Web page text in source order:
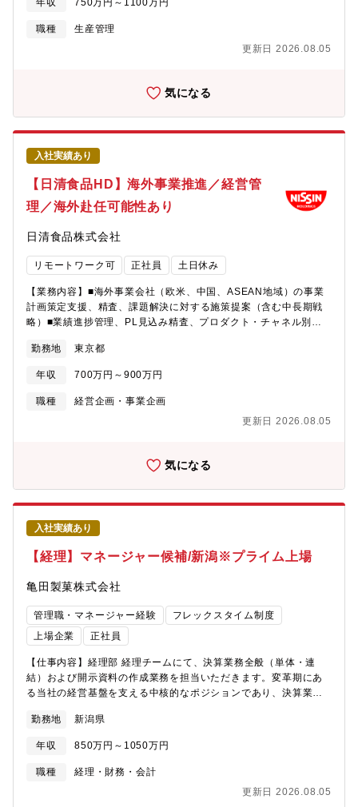
速な経営判断に課題があります。こうした背景から、
S&OP（Sales & Operations Planning）を軸とした意思決定プロ
ドの向上を実現したいと考えています。本ポジションでは、S&OP
合と意思決定基盤の構築を担っていただきます。単なる運用改善
ではなく、業務プロセス・KPI・組織運営まで含めた経営オペレー
ションの設計に関わる役割です。【仕事内容】S&OPの導入または
再構築において、企画・設計・導入推進を担っていただきま
す。・S&OP導入（または再構築）の企画・設計・As-Is／To-Be
の整理、会議体設計、意思決定プロセス設計・KPI設計（在庫回
転、欠品率、納期遵守 等）・需要計画／供給計画の統合プロセス
設計（販売・生産・調達・物流の整合）・PSI運用の設計・標準
化・計画パラメータ（リードタイム・安全在庫・ロット等）の整
経営層）と定着推進・（必要に応じて）計画系システム（APS／
需給計画／ERP等）の要件整理・連携方針策定【このポジション
の特徴／魅力】① 需給難易度が高く、S&OPの成果が事業に直結
庫削減や欠品改善といった成果が明確に見える環境です。② 「こ
れから作るフェーズ」に関与できる既存の完成された仕組みでは
なく、会議体・KPI・意思決定プロセスを含めたS&OPの設計・導
入フェーズに携われます。③ 経営に近い意思決定基盤づくり需給
にとどまらず経営判断に影響を与える役割です。④ 設計から定着
でなく実運用への落とし込み・定着までリードできる環境です。
【組織構成】SCM部長＋シニアEX1名└物流管理チーム└生販管理
年収 750万円～1100万円
職種
生産管理
更新日 2026.08.05
気になる
入社実績あり
【日清食品HD】海外事業推進／経営管
理／海外赴任可能性あり
日清食品株式会社
リモートワーク可 正社員 土日休み
【業務内容】■海外事業会社（欧米、中国、ASEAN地域）の事業
計画策定支援、精査、課題解決に対する施策提案（含む中長期戦
略）■業績進捗管理、PL見込み精査、プロダクト・チャネル別な
と施策提案■長期課題、地域横断課題、非即席めん事業の海外展開
の企画・推進、およびジョイントベンチャー事業に対する施策提
案と課題解決■ホールディングス-海外事業間の会議運営、アドミ
ン業務■ホールディングス窓口としての部門間とりまとめ業務≪本
略の柱である海外事業成長支援の中心的役割を担うポジションで
理、事業管理業務の経験やスキルを活かし、スピード感を持って
関係者をリードすることが期待されます。・当部では海外人材の
育成も行っており、将来的に海外事業会社へ赴任する機会もあり
ます。・意思決定権者とコミュニケーション機会をつくり、ビジ
ネスの温度感を強く感じたい方にマッチするポジションです。★
ＷＬＢの取れる環境です（現在当社では6割出社、4割在宅勤務と
しております。フルフレックスで自由度も高いです）【雇用条
件】■在籍企業 日清食品株式会社■所属企業 日清食品
ホールディングス株式会社（出向）
勤務地 東京都
年収 700万円～900万円
職種
経営企画・事業企画
更新日 2026.08.05
気になる
入社実績あり
【経理】マネージャー候補/新潟※プライム上場
亀田製菓株式会社
管理職・マネージャー経験
フレックスタイム制度
上場企業
正社員
【仕事内容】経理部 経理チームにて、決算業務全般（単体・連
結）および開示資料の作成業務を担当いただきます。変革期にあ
る当社の経営基盤を支える中核的なポジションであり、決算業務
す。具体的には以下の業務を想定しています：・月次・四半期・
年次決算業務（単体・連結）・国内外グループ会社からの決算デ
ータ収集・レビュー・問い合わせ対応、連結財務諸表の作成・決
算短信・有価証券報告書などの開示資料作成・監査法人対応・部
柔軟に決定いたします。? ご自身のスキル・キャリアパスに応じ
勤務地 新潟県
年収 850万円～1050万円
職種
経理・財務・会計
更新日 2026.08.05